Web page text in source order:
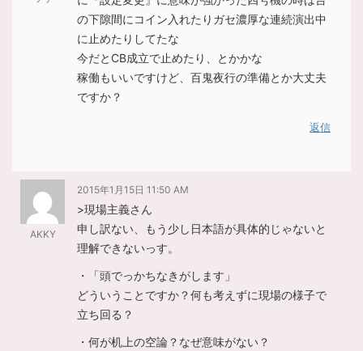
の下隙間にコイン入れたりガセ濃厚な連続演出中
に止めたりしてたな
今だとCB成立で止めたり、とかかな
稼働もいいですけど、百鬼夜行の準備とか大丈夫
ですか？
返信
AKKY
2015年1月15日 11:50 AM
>現場主義さん
申し訳ない、もう少し日本語が具体的じゃないと
理解できないっす。
・「頭でっかちなきがします」
どういうことですか？何も考えずに現場の様子で
立ち回る？
・何が机上の空論？なぜ意味がない？